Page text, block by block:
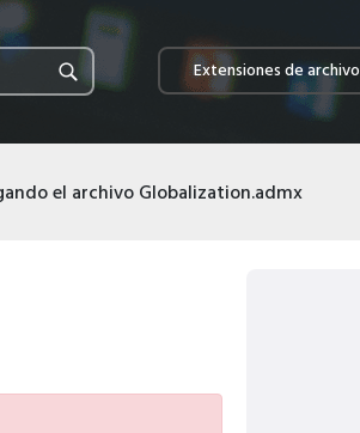
Extensiones de archivo
el archivo Globalization.admx